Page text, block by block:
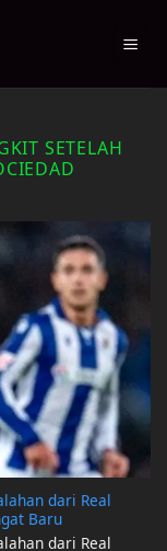
SETELAH
dari Real
Baru
dari Real